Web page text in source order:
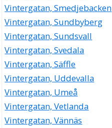
Vintergatan, Smedjebacken
Vintergatan, Sundbyberg
Vintergatan, Sundsvall
Vintergatan, Svedala
Vintergatan, Säffle
Vintergatan, Uddevalla
Vintergatan, Umeå
Vintergatan, Vetlanda
Vintergatan, Vännäs